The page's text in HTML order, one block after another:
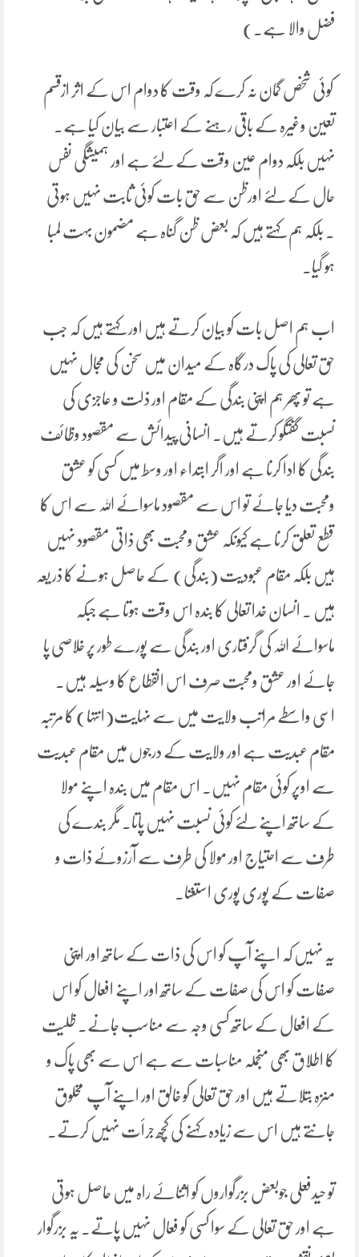
فضل والا ہے۔)
کوئی شخص گمان نہ کرے کہ وقت کا دوام اس کے اثر ازقسم
تعین وغیرہ کے باقی رہنے کے اعتبار سے بیان کیا ہے۔
نہیں بلکہ دوام عین وقت کے لئے ہے اور ہمیشگی نفس
حال کے لئے اورظن سے حق بات کوئی ثابت نہیں ہوتی
۔ بلکہ ہم کہتے ہیں کہ بعض ظن گناہ ہے مضمون بہت لمبا
ہو گیا۔
اب ہم اصل بات کو بیان کرتے ہیں اور کہتے ہیں کہ جب
حق تعالی کی پاک درگاہ کے میدان میں سخن کی مجال نہیں
ہے تو پھر ہم اپنی بندگی کے مقام اور ذلت و عاجزی کی
نسبت گفتگو کرتے ہیں۔ انسانی پیدائش سے مقصود وظائف
بندگی کا ادا کرنا ہے اور اگر ابتداء اور وسط میں کسی کو عشق
ومحبت دیا جائے تو اس سے مقصود ماسوائے اللہ سے اس کا
قطع تعلق کرنا ہے کیونکہ عشق ومحبت بھی ذاتی مقصود نہیں
ہیں بلکہ مقام عبودیت (بندگی) کے حاصل ہونے کا ذر یعہ
ہیں ۔ انسان خدا تعالی کا بندہ اس وقت ہوتا ہے جبکہ
ماسوائے اللہ کی گرفتاری اور بندگی سے پورے طور پر خلاصی پا
جائے اور عشق ومحبت صرف اس انقطاع کا وسیلہ ہیں۔
اسی واسطے مراتب ولایت میں سے نہایت(انتہا) کا مرتبہ
مقام عبدیت ہے اور ولایت کے درجوں میں مقام عبدیت
سے اوپر کوئی مقام نہیں۔ اس مقام میں بندہ اپنے مولا
کے ساتھ اپنے لئے کوئی نسبت نہیں پاتا۔ مگر بندے کی
طرف سے احتیاج اور مولا کی طرف سے آرزوئے ذات و
صفات کے پوری پوری استغنا۔
یہ نہیں کہ اپنے آپ کو اس کی ذات کے ساتھ اور اپنی
صفات کو اس کی صفات کے ساتھ اور اپنے افعال کو اس
کے افعال کے ساتھ کسی وجہ سے مناسب جانے۔ ظلیت
کا اطلاق بھی منجملہ مناسبات سے ہے اس سے بھی پاک و
منزہ بتلاتے ہیں اور حق تعالی کو خالق اور اپنے آپ مخلوق
جانتے ہیں اس سے زیادہ کہنے کی کچھ جرأت نہیں کرتے۔
تو حیدفعلی جوبعض بزرگواروں کو اثناۓ راہ میں حاصل ہوتی
ہے اور حق تعالی کے سوا کسی کو فعال نہیں پاتے۔ یہ بزرگوار